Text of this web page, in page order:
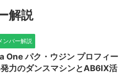
解説
ンバー解説
One パク・ウジン プロフィー
力のダンスマシンとAB6IX活